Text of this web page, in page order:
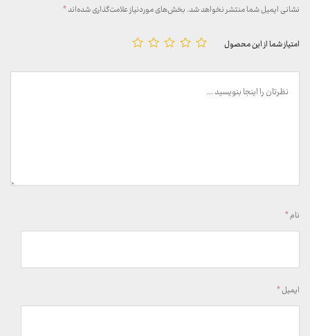
نشانی ایمیل شما منتشر نخواهد شد.بخش‌های موردنیاز علامت‌گذاری شده‌اند*
امتیاز شما از این محصول
نام*
ایمیل*